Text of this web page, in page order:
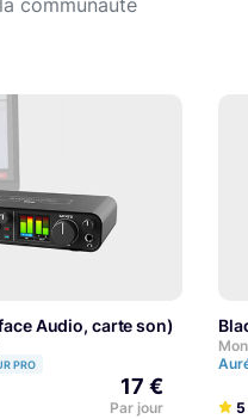
communauté
Fill) EXPERT
Audio, carte son) EXPERT
PRO
17 €
Par jour 5